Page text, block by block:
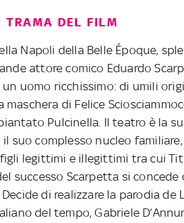
DEL FILM
Napoli della Belle Époque,
attore comico Eduardo
un uomo ricchissimo: di umili
maschera di Felice
Pulcinella. Il teatro è la
suo complesso nucleo
legittimi e illegittimi tra cui
successo Scarpetta si
di realizzare la parodia de
del tempo, Gabriele